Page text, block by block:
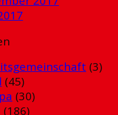
(3)
(45)
(30)
(186)